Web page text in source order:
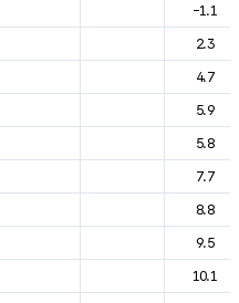
-1.1
2.3
4.7
5.9
5.8
7.7
8.8
9.5
10.1